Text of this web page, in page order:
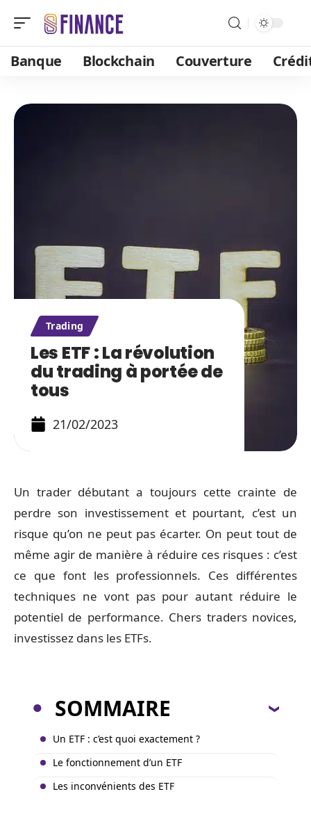
Banque Blockchain Couverture
Trading
Les ETF : La révolution
du trading à portée de
tous
21/02/2023
Un trader débutant a toujours cette crainte de
perdre son investissement et pourtant, c’est un
risque qu’on ne peut pas écarter. On peut tout de
même agir de manière à réduire ces risques : c’est
ce que font les professionnels. Ces différentes
techniques ne vont pas pour autant réduire le
potentiel de performance. Chers traders novices,
investissez dans les ETFs.
SOMMAIRE
Un ETF : c’est quoi exactement ?
Le fonctionnement d’un ETF
Les inconvénients des ETF